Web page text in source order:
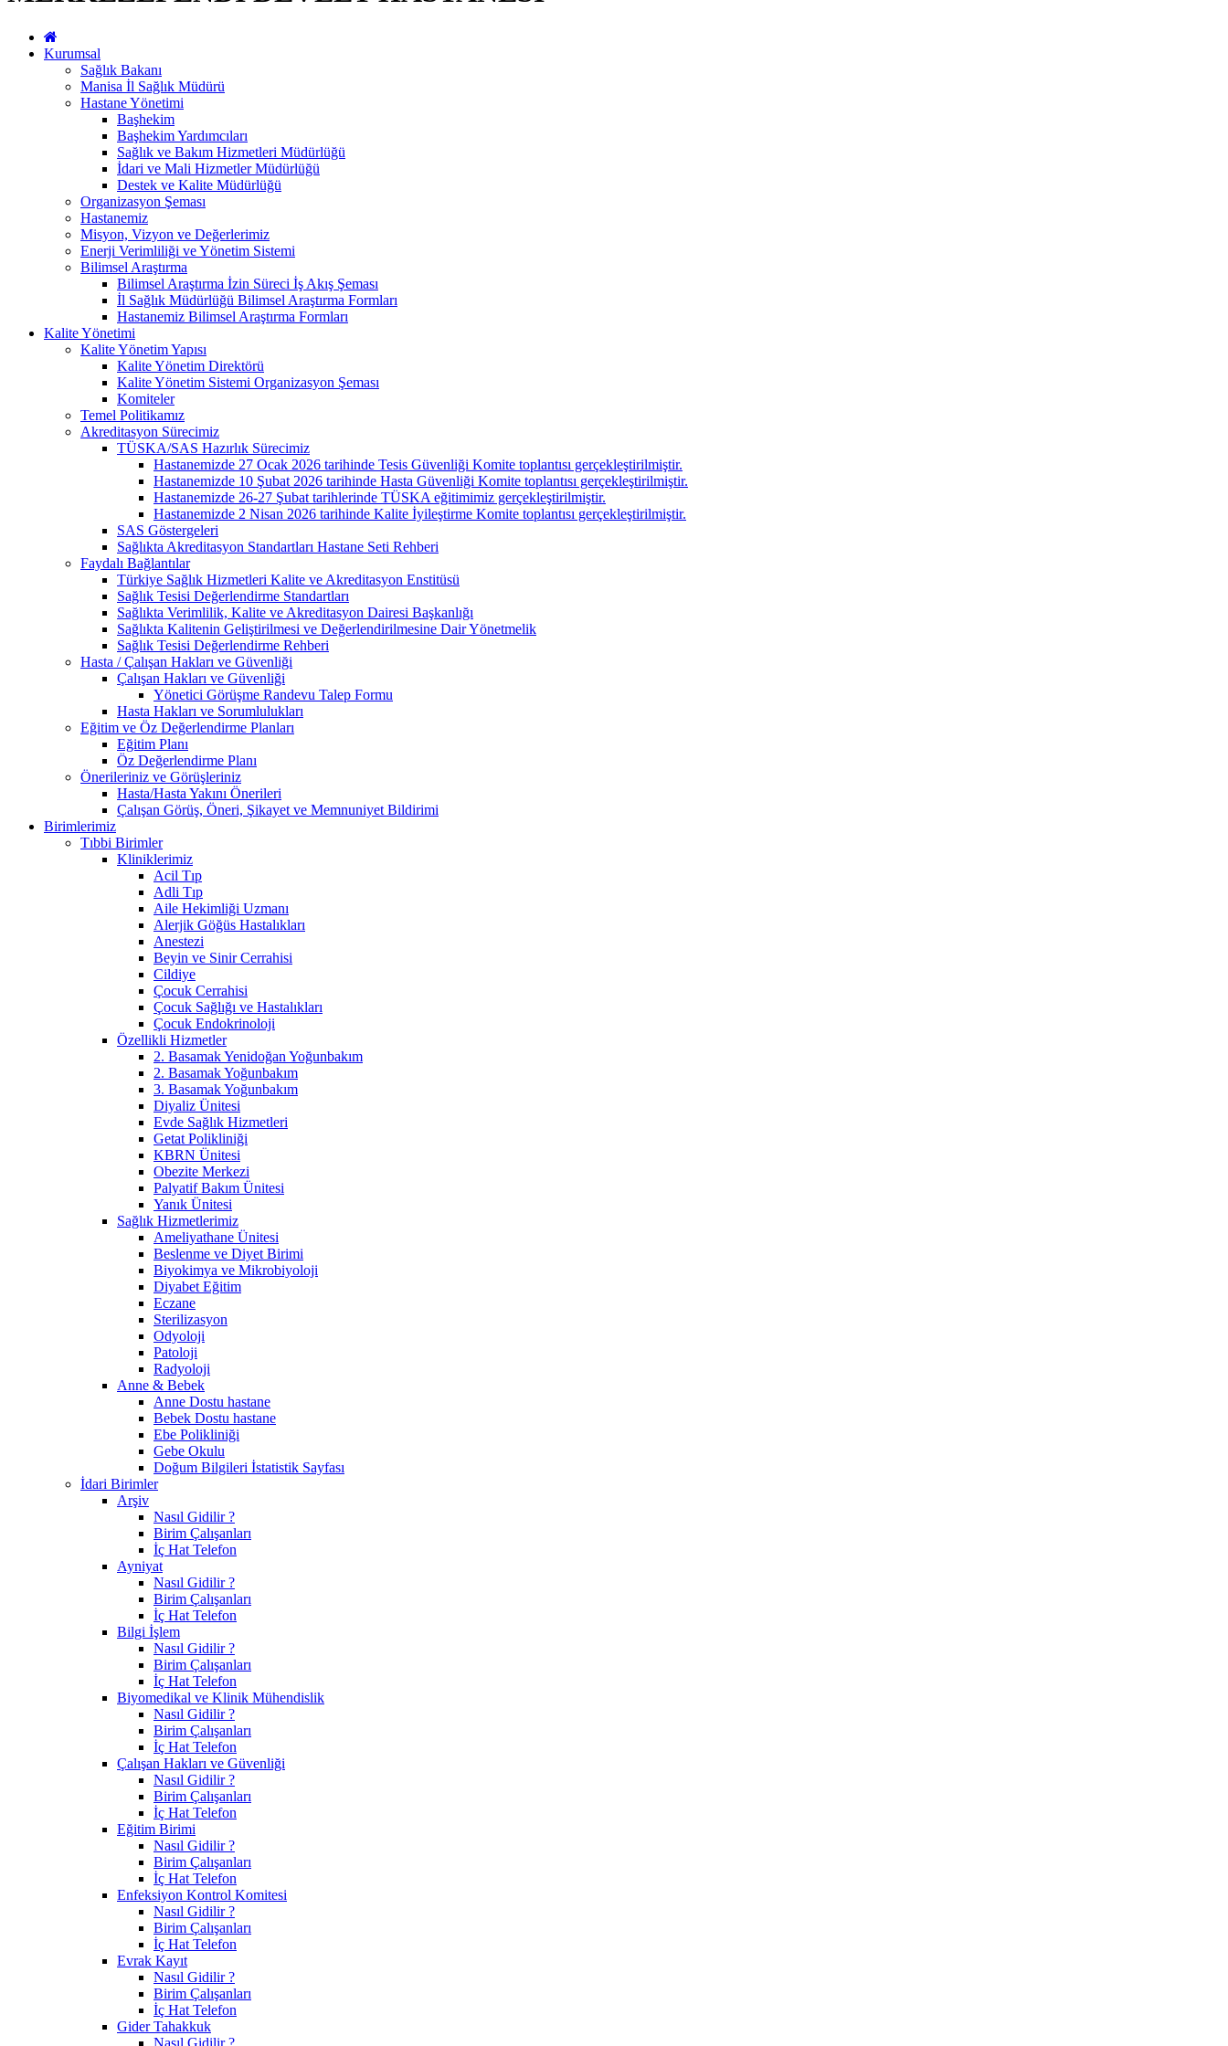
Kurumsal
Sağlık Bakanı
Manisa İl Sağlık Müdürü
Hastane Yönetimi
Başhekim
Başhekim Yardımcıları
Sağlık ve Bakım Hizmetleri Müdürlüğü
İdari ve Mali Hizmetler Müdürlüğü
Destek ve Kalite Müdürlüğü
Organizasyon Şeması
Hastanemiz
Misyon, Vizyon ve Değerlerimiz
Enerji Verimliliği ve Yönetim Sistemi
Bilimsel Araştırma
Bilimsel Araştırma İzin Süreci İş Akış Şeması
İl Sağlık Müdürlüğü Bilimsel Araştırma Formları
Hastanemiz Bilimsel Araştırma Formları
Kalite Yönetimi
Kalite Yönetim Yapısı
Kalite Yönetim Direktörü
Kalite Yönetim Sistemi Organizasyon Şeması
Komiteler
Temel Politikamız
Akreditasyon Sürecimiz
TÜSKA/SAS Hazırlık Sürecimiz
Hastanemizde 27 Ocak 2026 tarihinde Tesis Güvenliği Komite toplantısı gerçekleştirilmiştir.
Hastanemizde 10 Şubat 2026 tarihinde Hasta Güvenliği Komite toplantısı gerçekleştirilmiştir.
Hastanemizde 26-27 Şubat tarihlerinde TÜSKA eğitimimiz gerçekleştirilmiştir.
Hastanemizde 2 Nisan 2026 tarihinde Kalite İyileştirme Komite toplantısı gerçekleştirilmiştir.
SAS Göstergeleri
Sağlıkta Akreditasyon Standartları Hastane Seti Rehberi
Faydalı Bağlantılar
Türkiye Sağlık Hizmetleri Kalite ve Akreditasyon Enstitüsü
Sağlık Tesisi Değerlendirme Standartları
Sağlıkta Verimlilik, Kalite ve Akreditasyon Dairesi Başkanlığı
Sağlıkta Kalitenin Geliştirilmesi ve Değerlendirilmesine Dair Yönetmelik
Sağlık Tesisi Değerlendirme Rehberi
Hasta / Çalışan Hakları ve Güvenliği
Çalışan Hakları ve Güvenliği
Yönetici Görüşme Randevu Talep Formu
Hasta Hakları ve Sorumlulukları
Eğitim ve Öz Değerlendirme Planları
Eğitim Planı
Öz Değerlendirme Planı
Önerileriniz ve Görüşleriniz
Hasta/Hasta Yakını Önerileri
Çalışan Görüş, Öneri, Şikayet ve Memnuniyet Bildirimi
Birimlerimiz
Tıbbi Birimler
Kliniklerimiz
Acil Tıp
Adli Tıp
Aile Hekimliği Uzmanı
Alerjik Göğüs Hastalıkları
Anestezi
Beyin ve Sinir Cerrahisi
Cildiye
Çocuk Cerrahisi
Çocuk Sağlığı ve Hastalıkları
Çocuk Endokrinoloji
Özellikli Hizmetler
2. Basamak Yenidoğan Yoğunbakım
2. Basamak Yoğunbakım
3. Basamak Yoğunbakım
Diyaliz Ünitesi
Evde Sağlık Hizmetleri
Getat Polikliniği
KBRN Ünitesi
Obezite Merkezi
Palyatif Bakım Ünitesi
Yanık Ünitesi
Sağlık Hizmetlerimiz
Ameliyathane Ünitesi
Beslenme ve Diyet Birimi
Biyokimya ve Mikrobiyoloji
Diyabet Eğitim
Eczane
Sterilizasyon
Odyoloji
Patoloji
Radyoloji
Anne & Bebek
Anne Dostu hastane
Bebek Dostu hastane
Ebe Polikliniği
Gebe Okulu
Doğum Bilgileri İstatistik Sayfası
İdari Birimler
Arşiv
Nasıl Gidilir ?
Birim Çalışanları
İç Hat Telefon
Ayniyat
Nasıl Gidilir ?
Birim Çalışanları
İç Hat Telefon
Bilgi İşlem
Nasıl Gidilir ?
Birim Çalışanları
İç Hat Telefon
Biyomedikal ve Klinik Mühendislik
Nasıl Gidilir ?
Birim Çalışanları
İç Hat Telefon
Çalışan Hakları ve Güvenliği
Nasıl Gidilir ?
Birim Çalışanları
İç Hat Telefon
Eğitim Birimi
Nasıl Gidilir ?
Birim Çalışanları
İç Hat Telefon
Enfeksiyon Kontrol Komitesi
Nasıl Gidilir ?
Birim Çalışanları
İç Hat Telefon
Evrak Kayıt
Nasıl Gidilir ?
Birim Çalışanları
İç Hat Telefon
Gider Tahakkuk
Nasıl Gidilir ?